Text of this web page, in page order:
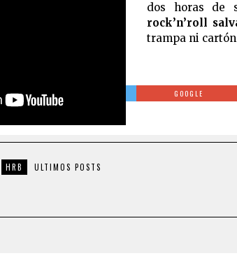
dos horas de
rock’n’roll
trampa ni
GOOGLE
HRB ULTIMOS POSTS